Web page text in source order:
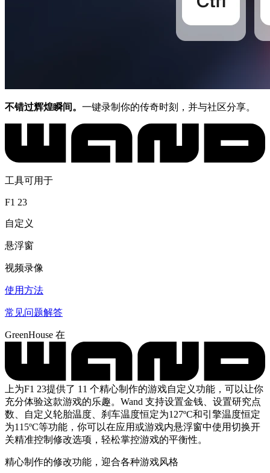
不错过辉煌瞬间。 一键录制你的传奇时刻，并与社区分享。
工具可用于
F1 23
自定义
悬浮窗
视频录像
使用方法
常见问题解答
GreenHouse 在
上为F1 23提供了 11 个精心制作的游戏自定义功能，可以让你
充分体验这款游戏的乐趣。Wand 支持设置金钱、设置研究点
数、自定义轮胎温度、刹车温度恒定为127ºC和引擎温度恒定
为115ºC等功能，你可以在应用或游戏内悬浮窗中使用切换开
关精准控制修改选项，轻松掌控游戏的平衡性。
精心制作的修改功能，迎合各种游戏风格